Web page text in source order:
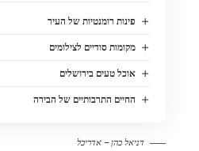
פינות רומנטיות של העיר
מקומות סודיים לצילומים
אוכל טעים בירושלים
החיים התרבותיים של הבירה
דניאל כהן – אדריכל